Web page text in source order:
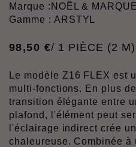
Marque : NOËL &
Gamme : ARSTYL
98,50 €/ 1 PIÈCE (2 M)
Le modèle Z16 FLEX est
multi-fonctions. En plus
transition élégante entre
plafond, l'élément peut
l'éclairage indirect crée
chaleureuse. Combinée à